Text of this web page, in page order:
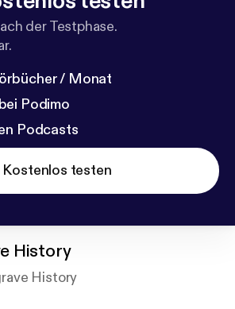
der Testphase.
/ Monat
Podimo
Podcasts
Kostenlos testen
History
History